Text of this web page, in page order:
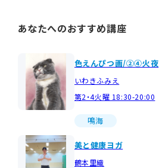
あなたへのおすすめ講座
色えんぴつ画/②④火夜
いわきふみえ
第2・4火曜 18:30-20:00
鳴海
美と健康ヨガ
鶴本里織